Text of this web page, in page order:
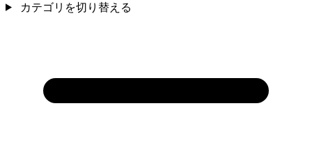
カテゴリを切り替える